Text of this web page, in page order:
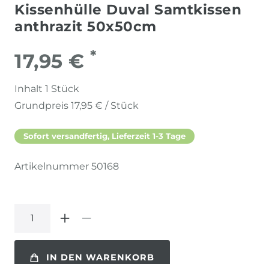
Kissenhülle Duval Samtkissen
anthrazit 50x50cm
17,95 € *
Inhalt 1 Stück
Grundpreis 17,95 € / Stück
Sofort versandfertig, Lieferzeit 1-3 Tage
Artikelnummer 50168
IN DEN WARENKORB